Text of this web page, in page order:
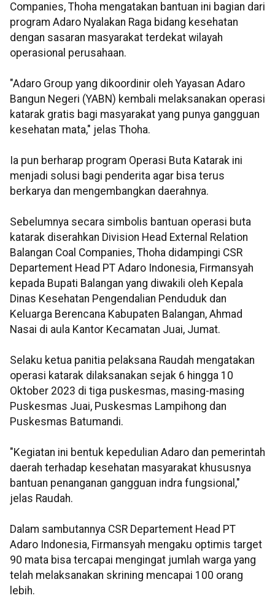
Companies, Thoha mengatakan bantuan ini bagian dari
program Adaro Nyalakan Raga bidang kesehatan
dengan sasaran masyarakat terdekat wilayah
operasional perusahaan.
"Adaro Group yang dikoordinir oleh Yayasan Adaro
Bangun Negeri (YABN) kembali melaksanakan operasi
katarak gratis bagi masyarakat yang punya gangguan
kesehatan mata," jelas Thoha.
Ia pun berharap program Operasi Buta Katarak ini
menjadi solusi bagi penderita agar bisa terus
berkarya dan mengembangkan daerahnya.
Sebelumnya secara simbolis bantuan operasi buta
katarak diserahkan Division Head External Relation
Balangan Coal Companies, Thoha didampingi CSR
Departement Head PT Adaro Indonesia, Firmansyah
kepada Bupati Balangan yang diwakili oleh Kepala
Dinas Kesehatan Pengendalian Penduduk dan
Keluarga Berencana Kabupaten Balangan, Ahmad
Nasai di aula Kantor Kecamatan Juai, Jumat.
Selaku ketua panitia pelaksana Raudah mengatakan
operasi katarak dilaksanakan sejak 6 hingga 10
Oktober 2023 di tiga puskesmas, masing-masing
Puskesmas Juai, Puskesmas Lampihong dan
Puskesmas Batumandi.
"Kegiatan ini bentuk kepedulian Adaro dan pemerintah
daerah terhadap kesehatan masyarakat khususnya
bantuan penanganan gangguan indra fungsional,"
jelas Raudah.
Dalam sambutannya CSR Departement Head PT
Adaro Indonesia, Firmansyah mengaku optimis target
90 mata bisa tercapai mengingat jumlah warga yang
telah melaksanakan skrining mencapai 100 orang
lebih.